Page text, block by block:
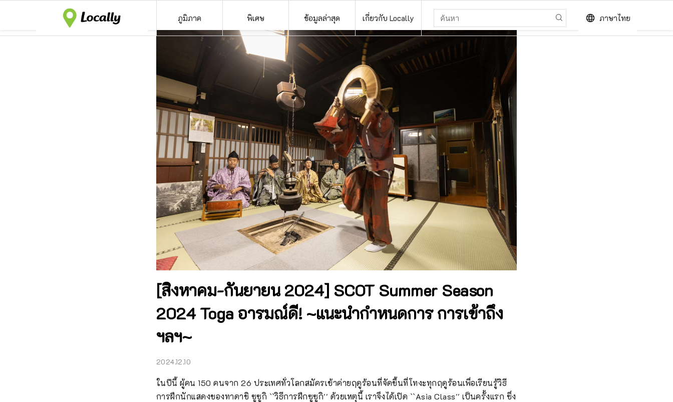
ภูมิภาค พิเศษ ข้อมูลล่าสุด เกี่ยวกับ Locally language ภาษาไทย
[สิงหาคม-กันยายน 2024] SCOT Summer Season
2024 Toga อารมณ์ดี! ~แนะนำกำหนดการ การเข้าถึง
ฯลฯ~
2024.12.10
ในปีนี้ ผู้คน 150 คนจาก 26 ประเทศทั่วโลกสมัครเข้าค่ายฤดูร้อนที่จัดขึ้นที่โทงะทุกฤดูร้อนเพื่อเรียนรู้วิธี
การฝึกนักแสดงของทาดาชิ ซูซูกิ ``วิธีการฝึกซูซูกิ'' ด้วยเหตุนี้ เราจึงได้เปิด ``Asia Class'' เป็นครั้งแรก ซึ่ง